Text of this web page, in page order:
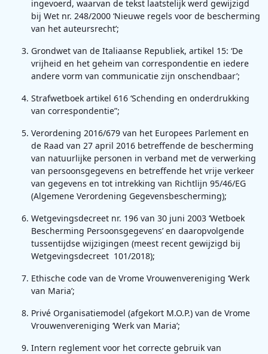
ingevoerd, waarvan de tekst laatstelijk werd gewijzigd
bij Wet nr. 248/2000 ‘Nieuwe regels voor de bescherming
van het auteursrecht’;
Grondwet van de Italiaanse Republiek, artikel 15: ‘De
vrijheid en het geheim van correspondentie en iedere
andere vorm van communicatie zijn onschendbaar’;
Strafwetboek artikel 616 ‘Schending en onderdrukking
van correspondentie”;
Verordening 2016/679 van het Europees Parlement en
de Raad van 27 april 2016 betreffende de bescherming
van natuurlijke personen in verband met de verwerking
van persoonsgegevens en betreffende het vrije verkeer
van gegevens en tot intrekking van Richtlijn 95/46/EG
(Algemene Verordening Gegevensbescherming);
Wetgevingsdecreet nr. 196 van 30 juni 2003 ‘Wetboek
Bescherming Persoonsgegevens’ en daaropvolgende
tussentijdse wijzigingen (meest recent gewijzigd bij
Wetgevingsdecreet 101/2018);
Ethische code van de Vrome Vrouwenvereniging ‘Werk
van Maria’;
Privé Organisatiemodel (afgekort M.O.P.) van de Vrome
Vrouwenvereniging ‘Werk van Maria’;
Intern reglement voor het correcte gebruik van